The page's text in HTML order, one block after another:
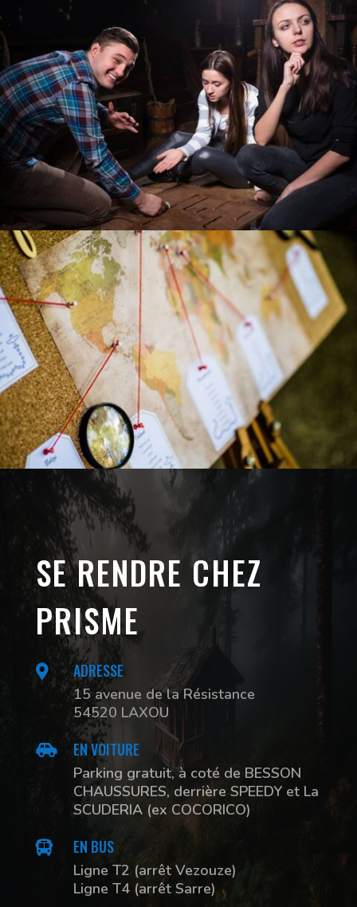
SE RENDRE CHEZ
PRISME
 ADRESSE
15 avenue de la Résistance
54520 LAXOU
 EN VOITURE
Parking gratuit, à coté de BESSON
CHAUSSURES, derrière SPEEDY et La
SCUDERIA (ex COCORICO)
 EN BUS
Ligne T2 (arrêt Vezouze)
Ligne T4 (arrêt Sarre)